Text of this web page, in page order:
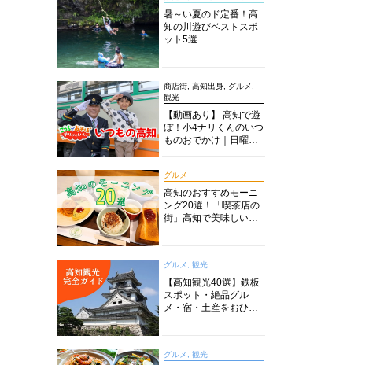
暑～い夏のド定番！高
知の川遊びベストスポ
ット5選
商店街, 高知出身, グルメ,
観光
【動画あり】 高知で遊
ぼ！小4ナリくんのいつ
ものおでかけ｜日曜市
グルメ
高知のおすすめモーニ
ング20選！「喫茶店の
街」高知で美味しい喫
グルメ, 観光
【高知観光40選】鉄板
スポット・絶品グル
メ・宿・土産をおひと
グルメ, 観光